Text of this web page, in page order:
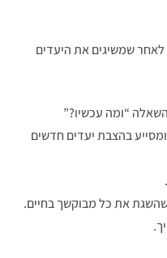
שמשיגים את היעדים
“ומה עכשיו?”
ומסייע בהצבת יעדים חדשים
שהשגת את כל מבוקשך בחיים.